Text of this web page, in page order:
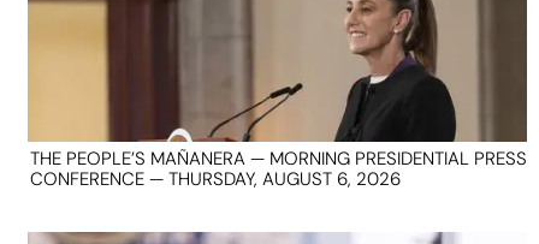
THE PEOPLE’S MAÑANERA — MORNING PRESIDENTIAL PRESS
CONFERENCE — THURSDAY, AUGUST 6, 2026